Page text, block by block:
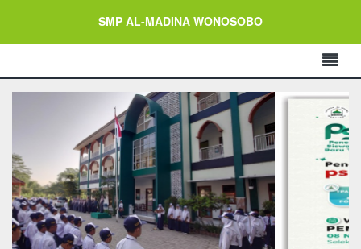
SMP AL-MADINA WONOSOBO